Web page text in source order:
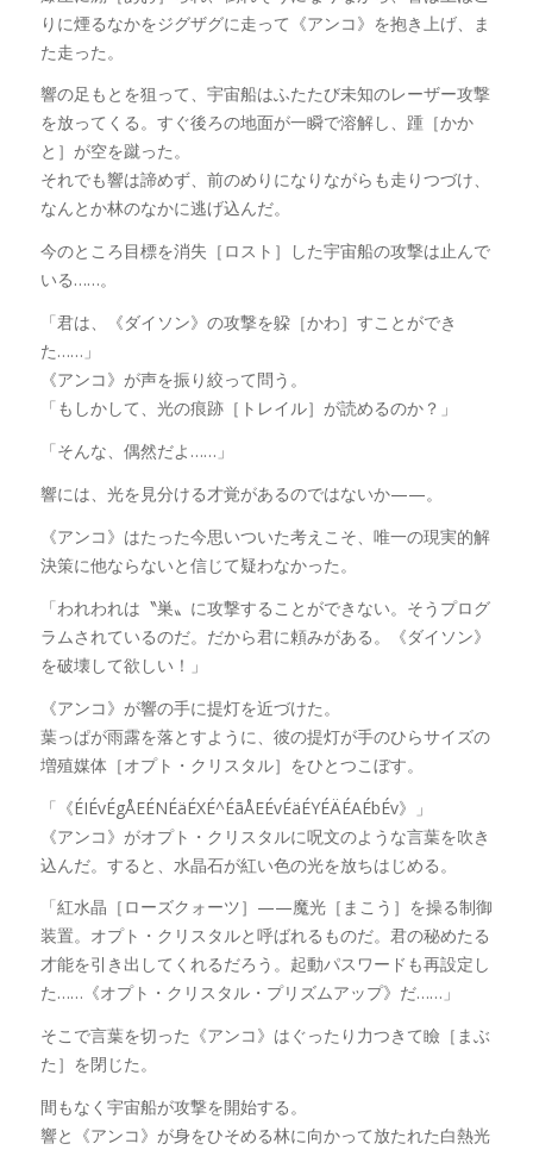
りに煙るなかをジグザグに走って《アンコ》を抱き上げ、ま
た走った。
響の足もとを狙って、宇宙船はふたたび未知のレーザー攻撃
を放ってくる。すぐ後ろの地面が一瞬で溶解し、踵［かか
と］が空を蹴った。
それでも響は諦めず、前のめりになりながらも走りつづけ、
なんとか林のなかに逃げ込んだ。
今のところ目標を消失［ロスト］した宇宙船の攻撃は止んで
いる……。
「君は、《ダイソン》の攻撃を躱［かわ］すことができ
た……」
《アンコ》が声を振り絞って問う。
「もしかして、光の痕跡［トレイル］が読めるのか？」
「そんな、偶然だよ……」
響には、光を見分ける才覚があるのではないか——。
《アンコ》はたった今思いついた考えこそ、唯一の現実的解
決策に他ならないと信じて疑わなかった。
「われわれは〝巣〟に攻撃することができない。そうプログ
ラムされているのだ。だから君に頼みがある。《ダイソン》
を破壊して欲しい！」
《アンコ》が響の手に提灯を近づけた。
葉っぱが雨露を落とすように、彼の提灯が手のひらサイズの
増殖媒体［オプト・クリスタル］をひとつこぼす。
「《ÉIÉvÉgÅEÉNÉäÉXÉ^ÉãÅEÉvÉäÉYÉÄÉAÉbÉv》」
《アンコ》がオプト・クリスタルに呪文のような言葉を吹き
込んだ。すると、水晶石が紅い色の光を放ちはじめる。
「紅水晶［ローズクォーツ］——魔光［まこう］を操る制御
装置。オプト・クリスタルと呼ばれるものだ。君の秘めたる
才能を引き出してくれるだろう。起動パスワードも再設定し
た……《オプト・クリスタル・プリズムアップ》だ……」
そこで言葉を切った《アンコ》はぐったり力つきて瞼［まぶ
た］を閉じた。
間もなく宇宙船が攻撃を開始する。
響と《アンコ》が身をひそめる林に向かって放たれた白熱光